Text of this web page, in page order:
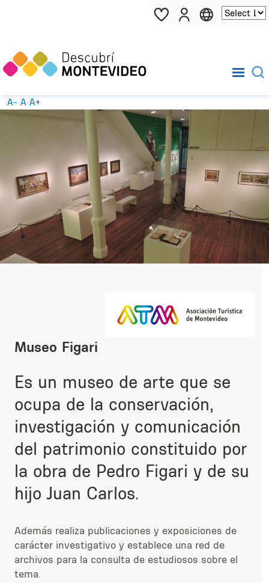
Pasar al contenido principal
A- A A+
Museo Figari
Es un museo de arte que se
ocupa de la conservación,
investigación y comunicación
del patrimonio constituido por
la obra de Pedro Figari y de su
hijo Juan Carlos.
Además realiza publicaciones y exposiciones de
carácter investigativo y establece una red de
archivos para la consulta de estudiosos sobre el
tema.